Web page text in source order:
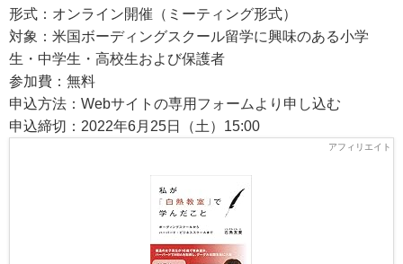
形式：オンライン開催（ミーティング形式）
対象：米国ボーディングスクール留学に興味のある小学
生・中学生・高校生および保護者
参加費：無料
申込方法：Webサイトの専用フォームより申し込む
申込締切：2022年6月25日（土）15:00